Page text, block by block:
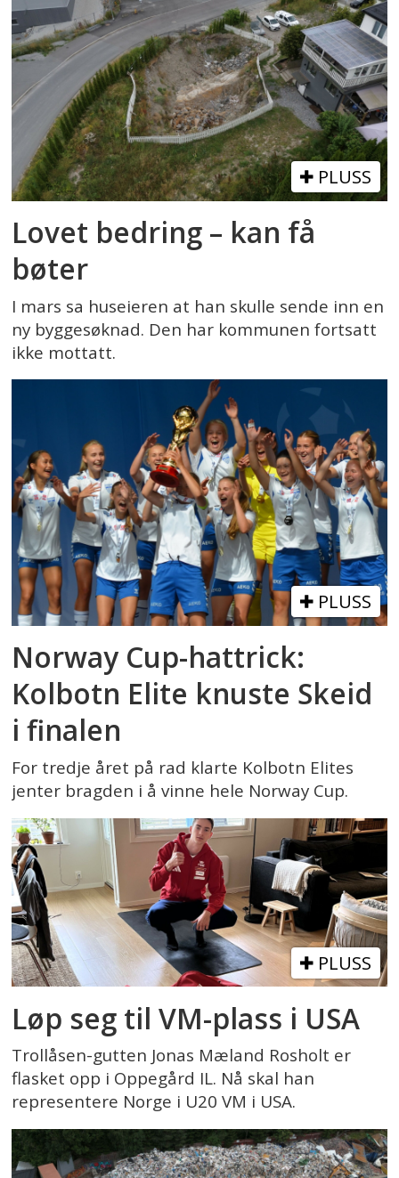
PLUSS
Lovet bedring – kan få
bøter
I mars sa huseieren at han skulle sende inn en
ny byggesøknad. Den har kommunen fortsatt
ikke mottatt.
PLUSS
Norway Cup-hattrick:
Kolbotn Elite knuste Skeid
i finalen
For tredje året på rad klarte Kolbotn Elites
jenter bragden i å vinne hele Norway Cup.
PLUSS
Løp seg til VM-plass i USA
Trollåsen-gutten Jonas Mæland Rosholt er
flasket opp i Oppegård IL. Nå skal han
representere Norge i U20 VM i USA.